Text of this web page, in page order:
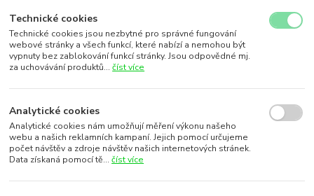
Technické cookies
Technické cookies jsou nezbytné pro správné fungování
webové stránky a všech funkcí, které nabízí a nemohou být
vypnuty bez zablokování funkcí stránky. Jsou odpovědné mj.
za uchovávání produktů...číst více
Analytické cookies
Analytické cookies nám umožňují měření výkonu našeho
webu a našich reklamních kampaní. Jejich pomocí určujeme
počet návštěv a zdroje návštěv našich internetových stránek.
Data získaná pomocí tě...číst více